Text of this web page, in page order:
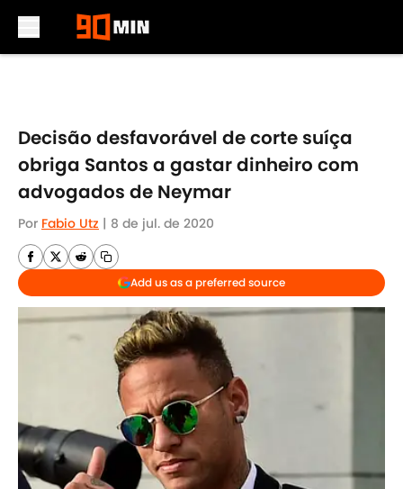
Decisão desfavorável de corte suíça
obriga Santos a gastar dinheiro com
advogados de Neymar
Por Fabio Utz | 8 de jul. de 2020
Add us as a preferred source